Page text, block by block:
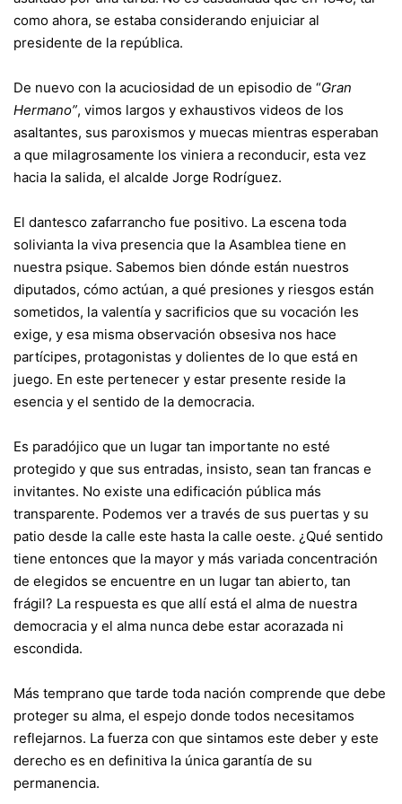
como ahora, se estaba considerando enjuiciar al
presidente de la república.
De nuevo con la acuciosidad de un episodio de “Gran
Hermano”, vimos largos y exhaustivos videos de los
asaltantes, sus paroxismos y muecas mientras esperaban
a que milagrosamente los viniera a reconducir, esta vez
hacia la salida, el alcalde Jorge Rodríguez.
El dantesco zafarrancho fue positivo. La escena toda
solivianta la viva presencia que la Asamblea tiene en
nuestra psique. Sabemos bien dónde están nuestros
diputados, cómo actúan, a qué presiones y riesgos están
sometidos, la valentía y sacrificios que su vocación les
exige, y esa misma observación obsesiva nos hace
partícipes, protagonistas y dolientes de lo que está en
juego. En este pertenecer y estar presente reside la
esencia y el sentido de la democracia.
Es paradójico que un lugar tan importante no esté
protegido y que sus entradas, insisto, sean tan francas e
invitantes. No existe una edificación pública más
transparente. Podemos ver a través de sus puertas y su
patio desde la calle este hasta la calle oeste. ¿Qué sentido
tiene entonces que la mayor y más variada concentración
de elegidos se encuentre en un lugar tan abierto, tan
frágil? La respuesta es que allí está el alma de nuestra
democracia y el alma nunca debe estar acorazada ni
escondida.
Más temprano que tarde toda nación comprende que debe
proteger su alma, el espejo donde todos necesitamos
reflejarnos. La fuerza con que sintamos este deber y este
derecho es en definitiva la única garantía de su
permanencia.